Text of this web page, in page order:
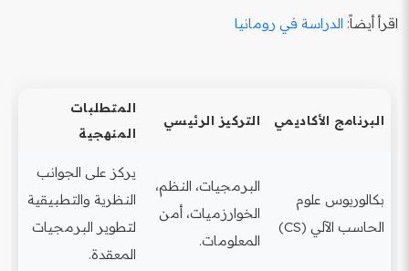
اقرأ أيضاً: الدراسة في رومانيا
البرنامج الأكاديمي التركيز الرئيسي
المتطلبات
المنهجية
بكالوريوس علوم
الحاسب الآلي (CS)
البرمجيات، النظم،
الخوارزميات، أمن
المعلومات.
يركز على الجوانب
النظرية والتطبيقية
لتطوير البرمجيات
المعقدة.